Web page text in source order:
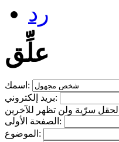
رد
علِّق
اسمك:
بريد إلكتروني:
الصفحة الأولى:
الموضوع: